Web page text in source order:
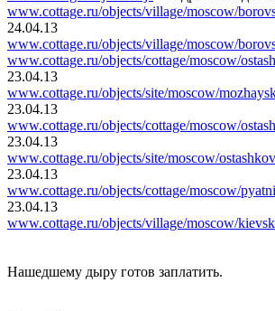
www.cottage.ru/objects/village/moscow/
24.04.13
www.cottage.ru/objects/village/moscow/
www.cottage.ru/objects/cottage/moscow/
23.04.13
www.cottage.ru/objects/site/moscow/
23.04.13
www.cottage.ru/objects/cottage/moscow/
23.04.13
www.cottage.ru/objects/site/moscow/
23.04.13
www.cottage.ru/objects/cottage/moscow/
23.04.13
www.cottage.ru/objects/village/moscow/
Нашедшему дыру готов заплатить.